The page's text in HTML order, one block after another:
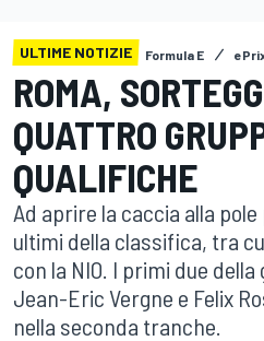
ULTIME NOTIZIE Formula E
ROMA,
QUATTRO
QUALIFICHE
Ad aprire la caccia alla
ultimi della classifica, tra
con la NIO. I primi due
Jean-Eric Vergne e Felix
nella seconda tranche.